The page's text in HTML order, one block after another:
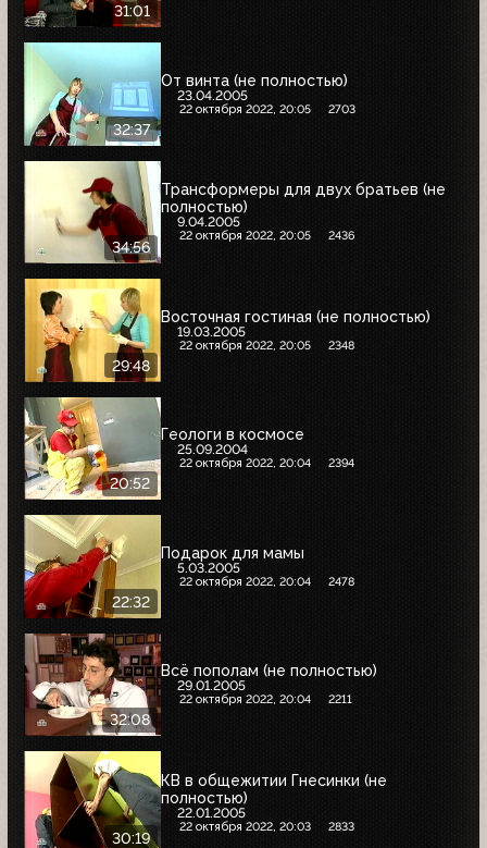
31:01
32:37
От винта (не полностью)
23.04.2005
22 октября 2022, 20:05 2703
34:56
Трансформеры для двух братьев (не
полностью)
9.04.2005
22 октября 2022, 20:05 2436
29:48
Восточная гостиная (не полностью)
19.03.2005
22 октября 2022, 20:05 2348
20:52
Геологи в космосе
25.09.2004
22 октября 2022, 20:04 2394
22:32
Подарок для мамы
5.03.2005
22 октября 2022, 20:04 2478
32:08
Всё пополам (не полностью)
29.01.2005
22 октября 2022, 20:04 2211
30:19
КВ в общежитии Гнесинки (не
полностью)
22.01.2005
22 октября 2022, 20:03 2833